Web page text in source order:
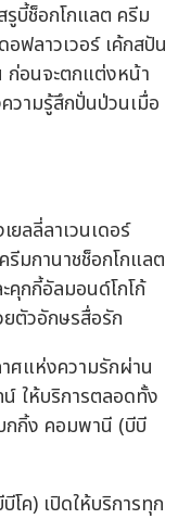
บี้ช็อกโกแลต ครีม
ฟลาวเวอร์ เค้กสปัน
ก่อนจะตกแต่งหน้า
วามรู้สึกปั่นป่วนเมื่อ
ยลลี่ลาเวนเดอร์
รีมกานาชช็อกโกแลต
คุกกี้อัลมอนด์โกโก้
ตัวอักษรสื่อรัก
ศแห่งความรักผ่าน
ให้บริการตลอดทั้ง
กกิ้ง คอมพานี (บีบี
ค) เปิดให้บริการทุก